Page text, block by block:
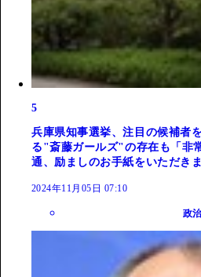
5
兵庫県知事選挙、注目の候補者
る"斎藤ガールズ"の存在も「非
通、励ましのお手紙をいただきま
2024年11月05日 07:10
政